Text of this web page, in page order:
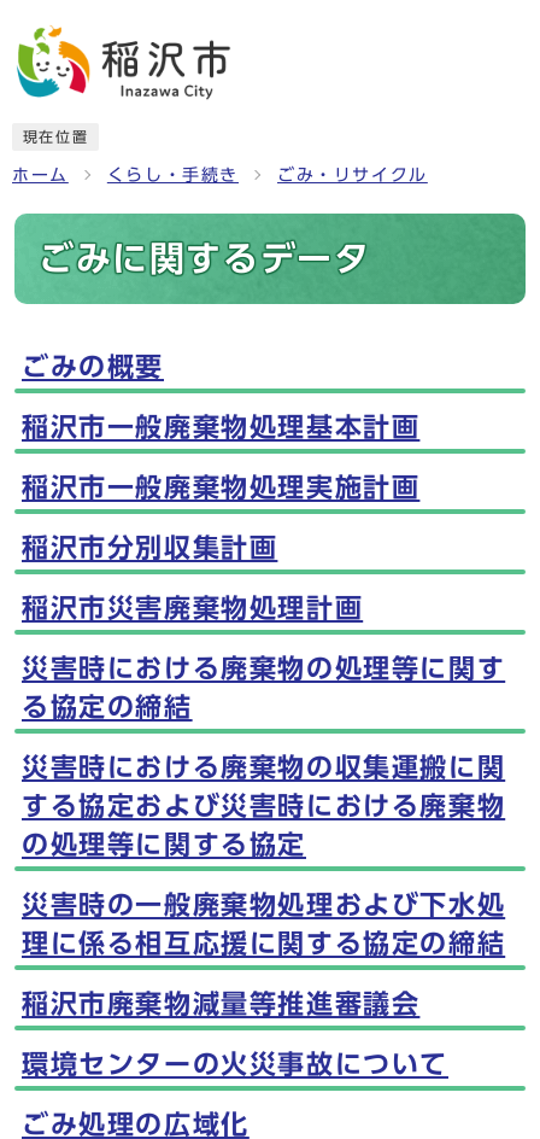
現在位置
ホーム くらし・手続き ごみ・リサイクル
ごみに関するデータ
メインメニュー
ごみの概要
稲沢市一般廃棄物処理基本計画
稲沢市一般廃棄物処理実施計画
稲沢市分別収集計画
稲沢市災害廃棄物処理計画
災害時における廃棄物の処理等に関す
る協定の締結
災害時における廃棄物の収集運搬に関
する協定および災害時における廃棄物
の処理等に関する協定
災害時の一般廃棄物処理および下水処
理に係る相互応援に関する協定の締結
稲沢市廃棄物減量等推進審議会
環境センターの火災事故について
ごみ処理の広域化